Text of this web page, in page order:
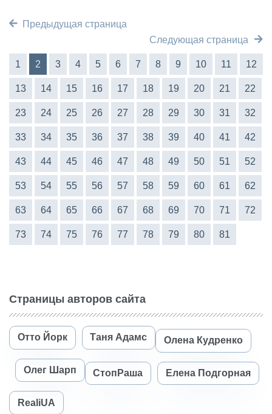
Предыдущая страница
Следующая страница
1 2 3 4 5 6 7 8 9 10 11 12
13 14 15 16 17 18 19 20 21 22
23 24 25 26 27 28 29 30 31 32
33 34 35 36 37 38 39 40 41 42
43 44 45 46 47 48 49 50 51 52
53 54 55 56 57 58 59 60 61 62
63 64 65 66 67 68 69 70 71 72
73 74 75 76 77 78 79 80 81
Страницы авторов сайта
Отто Йорк Таня Адамс Олена Кудренко
Олег Шарп СтопРаша Елена Подгорная
RealiUA